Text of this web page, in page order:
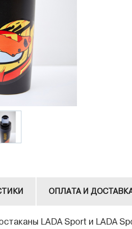
ОПЛАТА И
LADA Sport и LADA